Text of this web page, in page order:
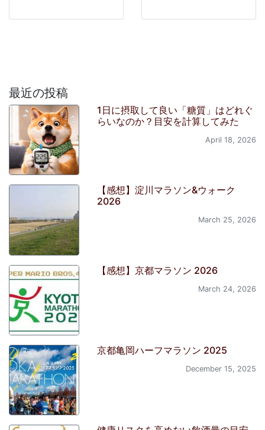
最近の投稿
1日に摂取して良い「糖質」はどれぐ
らいなのか？目安を計算してみた
April 18, 2026
【感想】淀川マラソン&ウォーク
2026
March 25, 2026
【感想】京都マラソン 2026
March 24, 2026
京都亀岡ハーフマラソン 2025
December 15, 2025